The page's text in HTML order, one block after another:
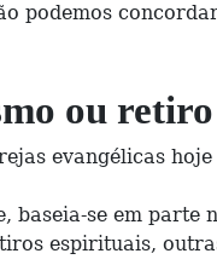
podemos
ou
evangélicas
baseia-se em
espirituais,